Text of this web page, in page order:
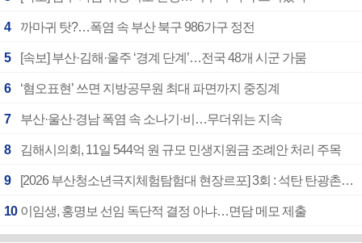
4 까마귀 탓?…폭염 속 부산 북구 986가구 정전
5 [속보] 부산·김해·울주 ‘경계 단계’…전국 48개 시군 가뭄
6 ‘혐오표현’ 쓰면 지방공무원 최대 파면까지 중징계
7 부산·울산·경남 폭염 속 소나기·비…무더위는 지속
8 김해시의회, 11일 544억 원 규모 민생지원금 조례안 처리 주목
9 [2026 부산청소년극지체험탐험대 현장르포] 3회 : 석탄 탄광촌에서 북극 연구의 중심지로
10 이임생, 홍명보 선임 독단적 결정 아냐…면담 메모 제출